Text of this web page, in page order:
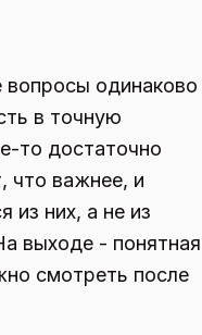
одинаково
в точную
то достаточно
что важнее, и
из них, а не из
выходе - понятная
смотреть после